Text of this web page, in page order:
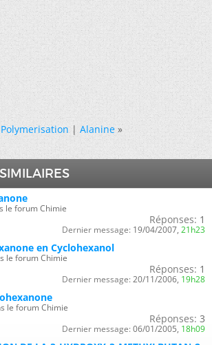
Polymerisation|Alanine »
le forum Chimie
Réponses: 1
Dernier message: 19/04/2007, 21h23
en Cyclohexanol
le forum Chimie
Réponses: 1
Dernier message: 20/11/2006, 19h28
le forum Chimie
Réponses: 3
Dernier message: 06/01/2005, 18h09